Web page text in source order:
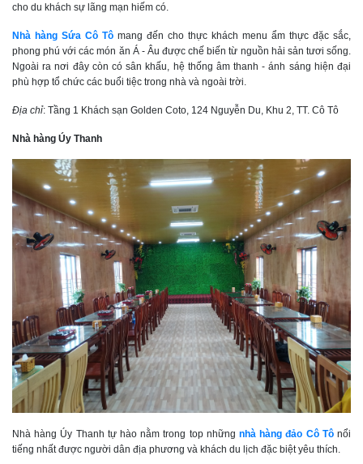
cho du khách sự lãng mạn hiếm có.
Nhà hàng Sứa Cô Tô mang đến cho thực khách menu ẩm thực đặc sắc,
phong phú với các món ăn Á - Âu được chế biến từ nguồn hải sản tươi sống.
Ngoài ra nơi đây còn có sân khấu, hệ thống âm thanh - ánh sáng hiện đại
phù hợp tổ chức các buổi tiệc trong nhà và ngoài trời.
Địa chỉ: Tầng 1 Khách sạn Golden Coto, 124 Nguyễn Du, Khu 2, TT. Cô Tô
Nhà hàng Úy Thanh
Nhà hàng Úy Thanh tự hào nằm trong top những nhà hàng đảo Cô Tônổi
tiếng nhất được người dân địa phương và khách du lịch đặc biệt yêu thích.